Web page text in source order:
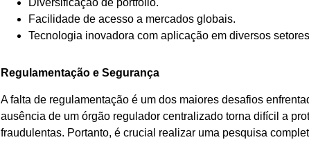
Diversificação de portfólio.
Facilidade de acesso a mercados globais.
Tecnologia inovadora com aplicação em diversos
Regulamentação e Segurança
A falta de regulamentação é um dos maiores desafios
ausência de um órgão regulador centralizado torna difícil a
fraudulentas. Portanto, é crucial realizar uma pesquisa